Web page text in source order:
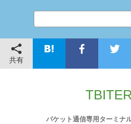
共有
パケット通信専用ターミナ